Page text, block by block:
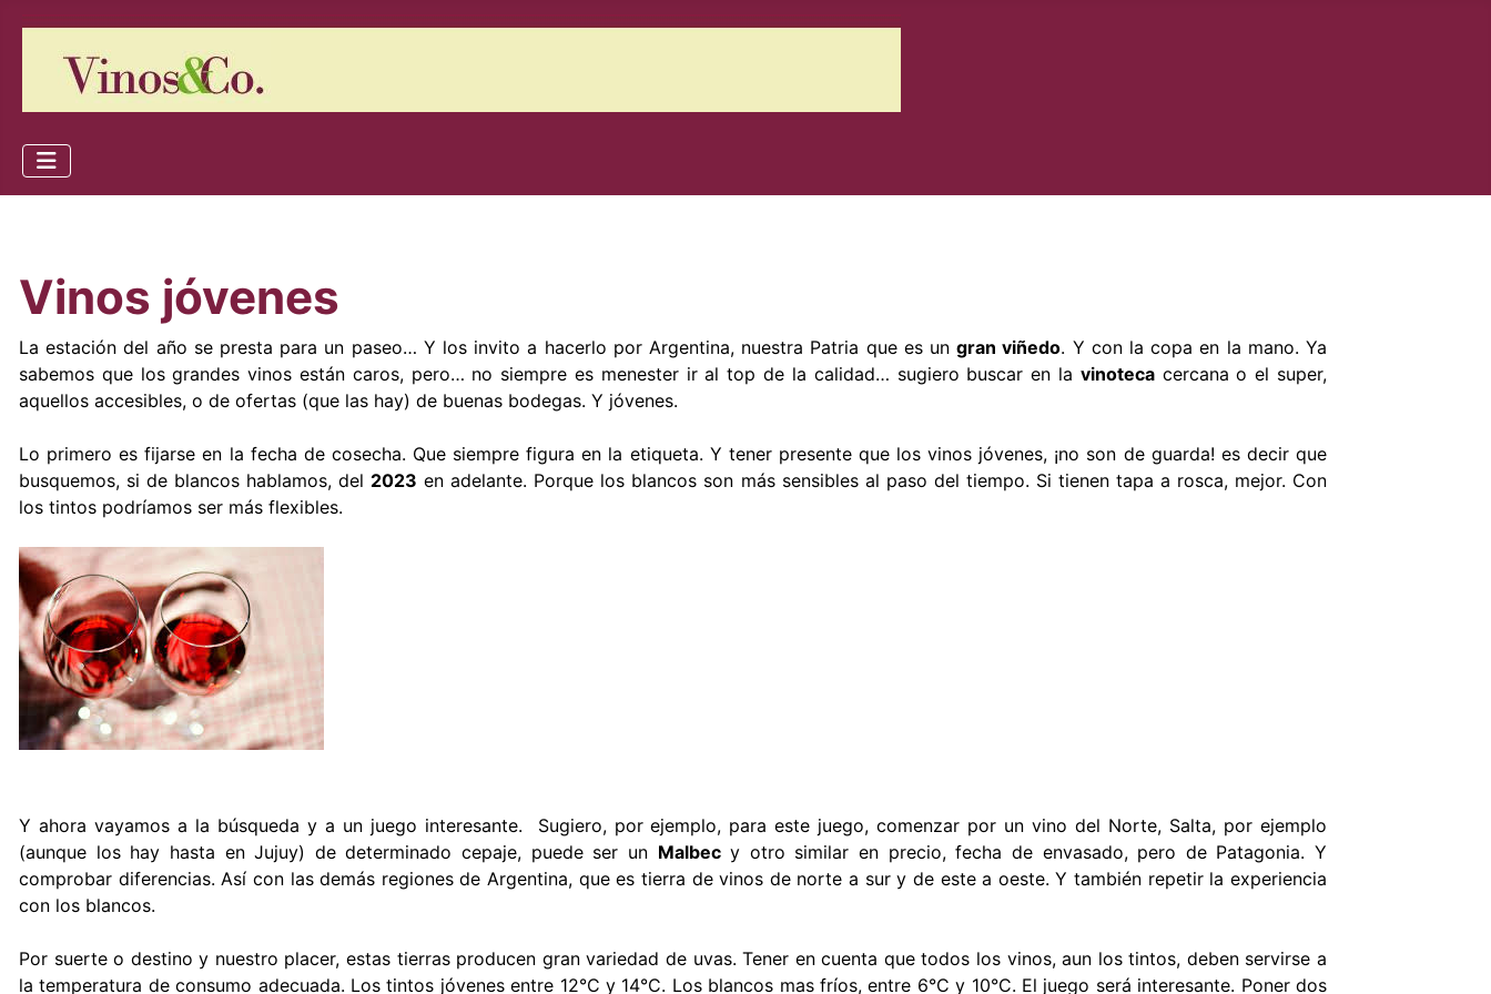
Vinos jóvenes
La estación del año se presta para un paseo… Y los invito a hacerlo por Argentina, nuestra Patria que es ungran viñedo. Y con la copa en la mano. Ya
sabemos que los grandes vinos están caros, pero… no siempre es menester ir al top de la calidad… sugiero buscar en la vinotecacercana o el super,
aquellos accesibles, o de ofertas (que las hay) de buenas bodegas. Y jóvenes.
Lo primero es fijarse en la fecha de cosecha. Que siempre figura en la etiqueta. Y tener presente que los vinos jóvenes, ¡no son de guarda! es decir que
busquemos, si de blancos hablamos, del 2023 en adelante. Porque los blancos son más sensibles al paso del tiempo. Si tienen tapa a rosca, mejor. Con
los tintos podríamos ser más flexibles.
Y ahora vayamos a la búsqueda y a un juego interesante. Sugiero, por ejemplo, para este juego, comenzar por un vino del Norte, Salta, por ejemplo
(aunque los hay hasta en Jujuy) de determinado cepaje, puede ser un Malbecy otro similar en precio, fecha de envasado, pero de Patagonia. Y
comprobar diferencias. Así con las demás regiones de Argentina, que es tierra de vinos de norte a sur y de este a oeste. Y también repetir la experiencia
con los blancos.
Por suerte o destino y nuestro placer, estas tierras producen gran variedad de uvas. Tener en cuenta que todos los vinos, aun los tintos, deben servirse a
la temperatura de consumo adecuada. Los tintos jóvenes entre 12°C y 14°C. Los blancos mas fríos, entre 6°C y 10°C. El juego será interesante. Poner dos